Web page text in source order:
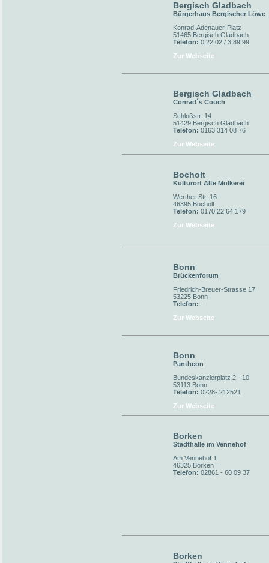
Bergisch Gladbach
Bürgerhaus Bergischer Löwe
Konrad-Adenauer-Platz
51465 Bergisch Gladbach
Telefon: 0 22 02 / 3 89 99
Zur Webseite
Bergisch Gladbach
Conrad´s Couch
Schloßstr. 14
51429 Bergisch Gladbach
Telefon: 0163 314 08 76
Zur Webseite
Bocholt
Kulturort Alte Molkerei
Werther Str. 16
46395 Bocholt
Telefon: 0170 22 64 179
Zur Webseite
Bonn
Brückenforum
Friedrich-Breuer-Strasse 17
53225 Bonn
Telefon: -
Zur Webseite
Bonn
Pantheon
Bundeskanzlerplatz 2 - 10
53113 Bonn
Telefon: 0228- 212521
Zur Webseite
Borken
Stadthalle im Vennehof
Am Vennehof 1
46325 Borken
Telefon: 02861 - 60 09 37
Borken